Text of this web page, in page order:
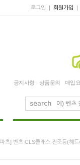
로그인 | 회원가입 |
공지사항
상품문의 매입
츠] 벤츠 CLS클래스 전조등(헤